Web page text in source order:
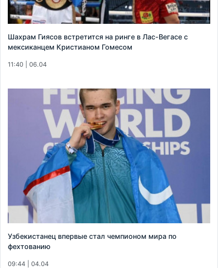
Шахрам Гиясов встретится на ринге в Лас-Вегасе с
мексиканцем Кристианом Гомесом
11:40 | 06.04
Узбекистанец впервые стал чемпионом мира по
фехтованию
09:44 | 04.04